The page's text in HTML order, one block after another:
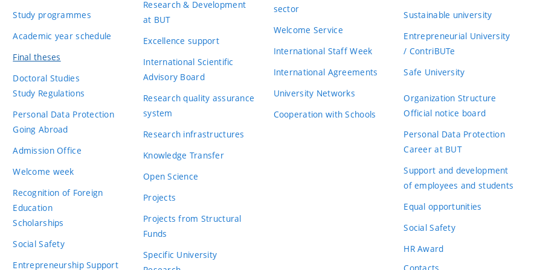
odparovaním excipientov v meranom úseku. Je škoda, že sa autorovi nepodarilo potvrdiť túto hypotézu meraním. V
práci chýba priame porovnanie výsledkov získaných rôznymi experimentálnymi prístupmi vo forme grafu, alebo
tabuľky, avšak autor tieto rozdiely aspoň slovne komentuje a v závere zhodnocuje výhody a nevýhody jednotlivých
metód.
V diele pána Mišíka je vidieť veľké množstvo kvalitne odvedenej práce. Autor musel stráviť množstvo času meraním a
vylepšovaním jednotlivých experimentálnych metód. Navyše si musel naštudovať množstvo informácií z rôznych
vedných oborov. Výsledky sú napriek menším výhradám spracované veľmi kvalitne a spolu s množstvom získaných
skúseností sú hodnotným príspevkom pri výskume v oblasti aerosólov. Práca pána Mišíka v plnom rozsahu spĺňa
zadané ciele a hodnotím ju ako vysoko nadpriemernú.
Evaluation criteria
Fulfilment of requirements and objectives of assignment A
Working process, extent and suitability of applied methods A
Study programmes
Academic year schedule
Final theses
Doctoral Studies
Study Regulations
Personal Data Protection
Going Abroad
Admission Office
Welcome week
Recognition of Foreign
Education
Scholarships
Social Safety
Entrepreneurship Support
Research & Development
at BUT
Excellence support
International Scientific
Advisory Board
Research quality assurance
system
Research infrastructures
Knowledge Transfer
Open Science
Projects
Projects from Structural
Funds
Specific University
sector
Welcome Service
International Staff Week
International Agreements
University Networks
Cooperation with Schools
Sustainable university
Entrepreneurial University
/ ContriBUTe
Safe University
Organization Structure
Official notice board
Personal Data Protection
Career at BUT
Support and development
of employees and students
Equal opportunities
Social Safety
HR Award